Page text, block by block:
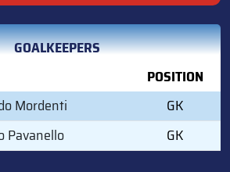
GOALKEEPERS
POSITION
Mordenti
GK
Pavanello GK